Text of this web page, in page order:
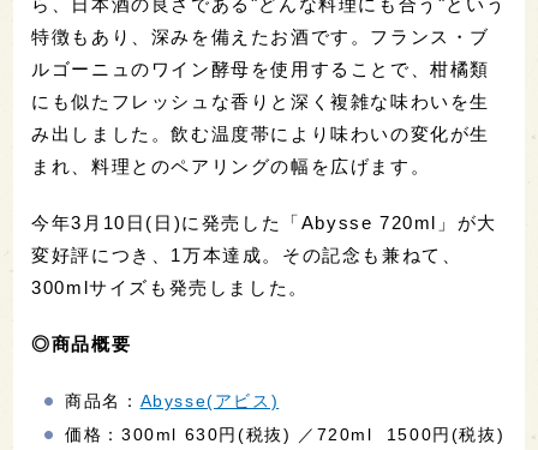
特徴もあり、深みを備えたお酒です。フランス・ブ
ルゴーニュのワイン酵母を使用することで、柑橘類
にも似たフレッシュな香りと深く複雑な味わいを生
み出しました。飲む温度帯により味わいの変化が生
まれ、料理とのペアリングの幅を広げます。
今年3月10日(日)に発売した「Abysse 720ml」が大
変好評につき、1万本達成。その記念も兼ねて、
300mlサイズも発売しました。
◎商品概要
商品名： Abysse(アビス)
価格：300ml 630円(税抜) ／720ml 1500円(税抜)